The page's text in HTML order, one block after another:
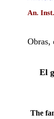
An.
Obras,
El
The